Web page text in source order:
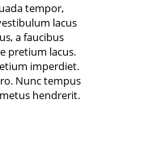
tempor,
lacus
a faucibus
pretium lacus.
imperdiet.
Nunc tempus
hendrerit.